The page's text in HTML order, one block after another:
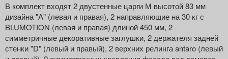
В комплект входят 2 двустенные царги М высотой 83 мм
дизайна "А" (левая и правая), 2 направляющие на 30 кг с
BLUMOTION (левая и правая) длиной 450 мм, 2
симметричные декоративные заглушки, 2 держателя задней
стенки "D" (левый и правый), 2 верхних релинга antaro (левый